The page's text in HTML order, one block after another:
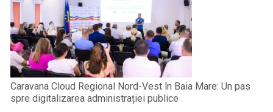
Caravana Cloud Regional Nord-Vest în Baia Mare: Un pas
spre digitalizarea administrației publice